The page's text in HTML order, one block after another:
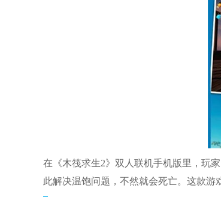
在《木筏求生2》双人联机手机版里，玩
此解决温饱问题，不然就会死亡。这款游